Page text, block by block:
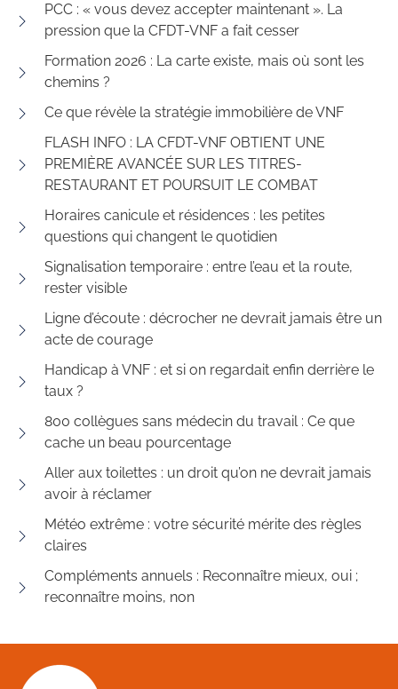
PCC : « vous devez accepter maintenant ». La
pression que la CFDT-VNF a fait cesser
Formation 2026 : La carte existe, mais où sont les
chemins ?
Ce que révèle la stratégie immobilière de VNF
FLASH INFO : LA CFDT-VNF OBTIENT UNE
PREMIÈRE AVANCÉE SUR LES TITRES-
RESTAURANT ET POURSUIT LE COMBAT
Horaires canicule et résidences : les petites
questions qui changent le quotidien
Signalisation temporaire : entre l’eau et la route,
rester visible
Ligne d’écoute : décrocher ne devrait jamais être un
acte de courage
Handicap à VNF : et si on regardait enfin derrière le
taux ?
800 collègues sans médecin du travail : Ce que
cache un beau pourcentage
Aller aux toilettes : un droit qu’on ne devrait jamais
avoir à réclamer
Météo extrême : votre sécurité mérite des règles
claires
Compléments annuels : Reconnaître mieux, oui ;
reconnaître moins, non